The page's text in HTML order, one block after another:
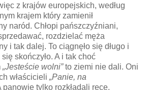
z krajów europejskich, według
krajem który zamienił
naród. Chłopi pańszczyźniani,
rozdzielać męża
i tak dalej. To ciągnęło się długo i
skończyło. A i tak choć
„Jesteście wolni”to ziemi nie dali. Oni
właścicieli „Panie, na
panowie tylko rozkładali ręce.